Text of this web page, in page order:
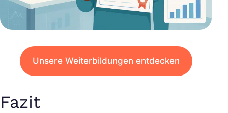
Unsere Weiterbildungen entdecken
Fazit